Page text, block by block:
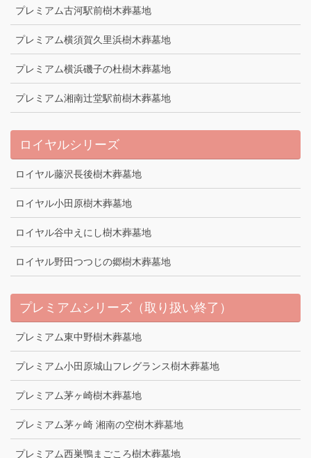
プレミアム古河駅前樹木葬墓地
プレミアム横須賀久里浜樹木葬墓地
プレミアム横浜磯子の杜樹木葬墓地
プレミアム湘南辻堂駅前樹木葬墓地
ロイヤルシリーズ
ロイヤル藤沢長後樹木葬墓地
ロイヤル小田原樹木葬墓地
ロイヤル谷中えにし樹木葬墓地
ロイヤル野田つつじの郷樹木葬墓地
プレミアムシリーズ（取り扱い終了）
プレミアム東中野樹木葬墓地
プレミアム小田原城山フレグランス樹木葬墓地
プレミアム茅ヶ崎樹木葬墓地
プレミアム茅ヶ崎 湘南の空樹木葬墓地
プレミアム西巣鴨まごころ樹木葬墓地